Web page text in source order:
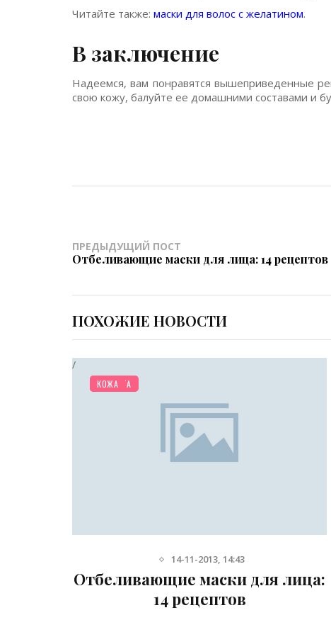
Читайте также: маски для волос с желатином.
В заключение
Надеемся, вам понравятся вышеприведенные
свою кожу, балуйте ее домашними составами и
ПРЕДЫДУЩИЙ ПОСТ
Отбеливающие маски для лица: 14 рецептов
ПОХОЖИЕ НОВОСТИ
КРАСОТА
/
КОЖА
14-11-2013, 14:43
Отбеливающие маски для лица:
14 рецептов